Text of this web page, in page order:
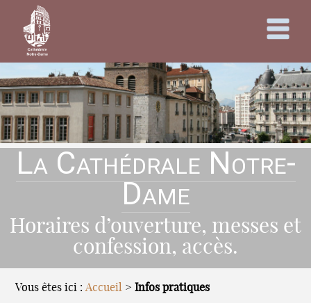
La Cathédrale Notre-
Dame
Horaires d’ouverture, messes et
confession, accès.
Vous êtes ici :Accueil >Infos pratiques